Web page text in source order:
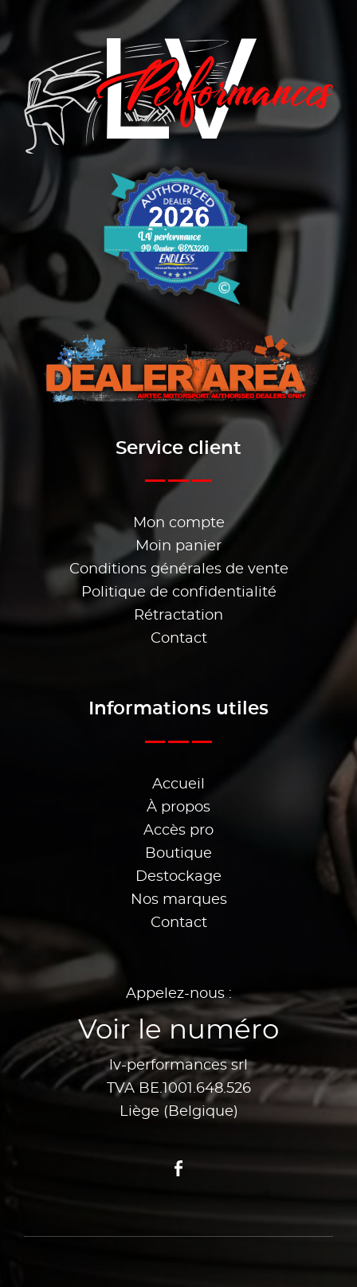
Service client
Mon compte
Moin panier
Conditions générales de vente
Politique de confidentialité
Rétractation
Contact
Informations utiles
Accueil
À propos
Accès pro
Boutique
Destockage
Nos marques
Contact
Appelez-nous :
Voir le numéro
lv-performances srl
TVA BE.1001.648.526
Liège (Belgique)